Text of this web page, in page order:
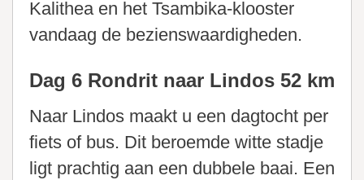
Kalithea en het Tsambika-klooster
vandaag de bezienswaardigheden.
Dag 6 Rondrit naar Lindos 52 km
Naar Lindos maakt u een dagtocht per
fiets of bus. Dit beroemde witte stadje
ligt prachtig aan een dubbele baai. Een